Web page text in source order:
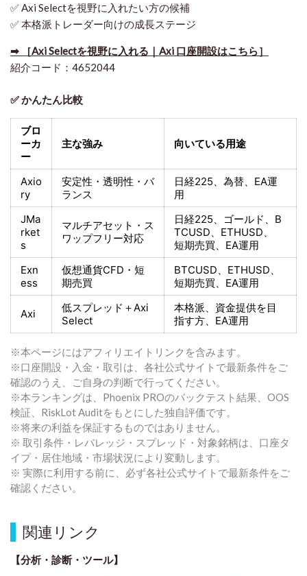
✅ Axi Selectを視野に入れたい方の候補
✅ 本格派トレーダー向けの成長ステージ
➡ ［Axi Selectを視野に入れる｜Axi 口座開設はこちら］
紹介コード：4652044
✅ かんたん比較
ブロ
ーカ
ー
主な強み 向いている用途
Axio
ry
安定性・透明性・バ
ランス
日経225、為替、EA運
用
JMa
rket
s
マルチアセット・ス
ワップフリー対応
日経225、ゴールド、 B
TCUSD、ETHUSD、
短期売買、EA運用
Exn
ess
仮想通貨CFD・短
期売買
BTCUSD、ETHUSD、
短期売買、EA運用
Axi 低スプレッド＋Axi
Select
本格派、資金提供を目
指す方、EA運用
※本ページにはアフィリエイトリンクを含みます。
※口座開設・入金・取引は、各社公式サイトで最新条件をご
確認のうえ、ご自身の判断で行ってください。
※本ランキングは、Phoenix PROのバックテスト結果、OOS
検証、RiskLot Auditをもとにした独自評価です。
※将来の利益を保証するものではありません。
※ 取引条件・レバレッジ・スプレッド・対象銘柄は、口座タ
イプ・居住地域・市場状況により変動します。
※ 実際に利用する前に、必ず各社公式サイトで最新条件をご
確認ください。
関連リンク
【分析・診断・ツール】